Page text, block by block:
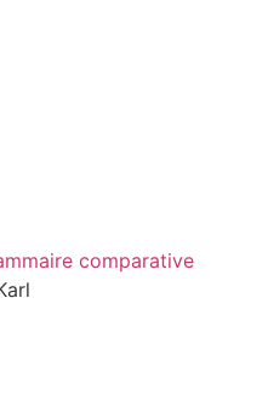
comparative